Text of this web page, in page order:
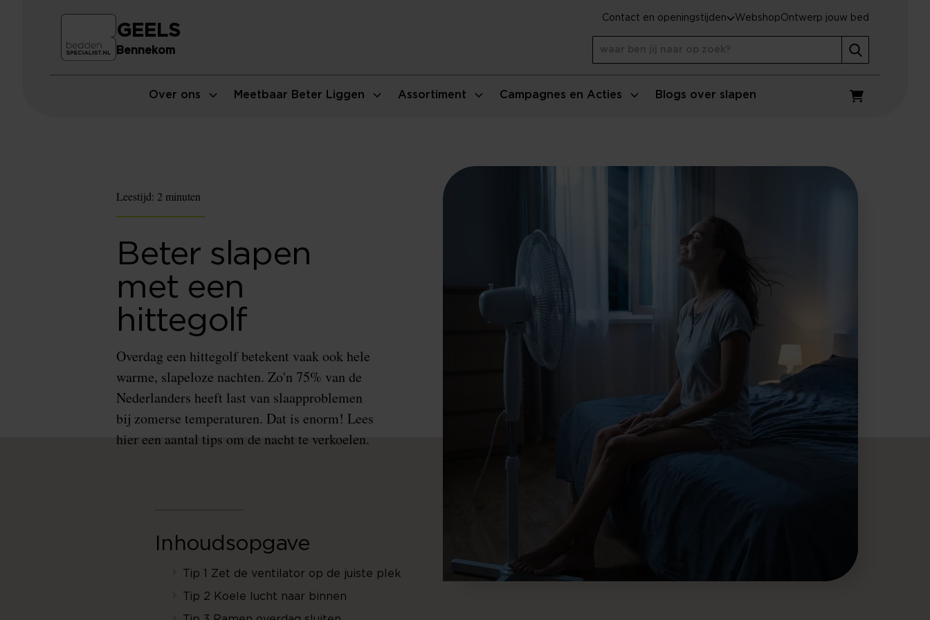
Over ons Meetbaar Beter Liggen Assortiment Campagnes en Acties Blogs over slapen
Winkelwagen
GEELS
Bennekom
Contact en openingstijden WebshopOntwerp jouw bed
Leestijd: 2 minuten
Beter slapen
met een
hittegolf
Overdag een hittegolf betekent vaak ook hele
warme, slapeloze nachten. Zo'n 75% van de
Nederlanders heeft last van slaapproblemen
bij zomerse temperaturen. Dat is enorm! Lees
hier een aantal tips om de nacht te verkoelen.
Inhoudsopgave
Tip 1 Zet de ventilator op de juiste plek
Tip 2 Koele lucht naar binnen